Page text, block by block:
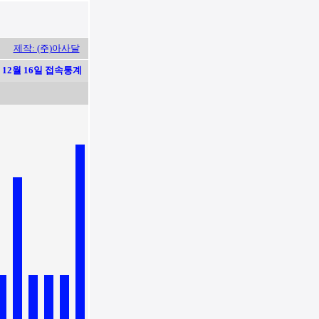
제작: (주)아사달
12월 16일 접속통계